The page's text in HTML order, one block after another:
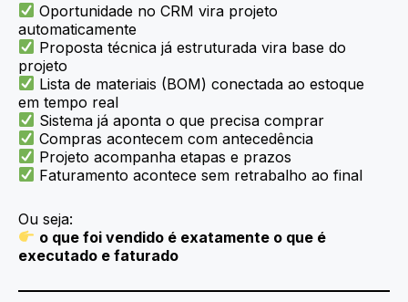
Oportunidade no CRM vira projeto
automaticamente
Proposta técnica já estruturada vira base do
projeto
Lista de materiais (BOM) conectada ao estoque
em tempo real
Sistema já aponta o que precisa comprar
Compras acontecem com antecedência
Projeto acompanha etapas e prazos
Faturamento acontece sem retrabalho ao final
Ou seja:
o que foi vendido é exatamente o que é
executado e faturado